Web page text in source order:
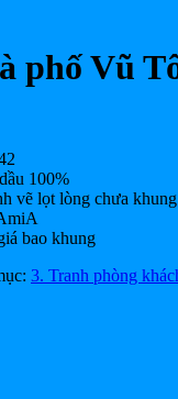
phố Vũ
100%
vẽ lọt lòng chưa khung
bao khung
3. Tranh phòng